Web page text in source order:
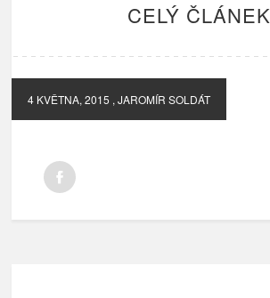
CELÝ ČLÁNEK
4 KVĚTNA, 2015 , JAROMÍR SOLDÁT